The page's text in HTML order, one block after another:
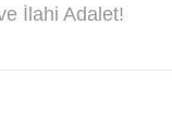
İlahi Adalet!